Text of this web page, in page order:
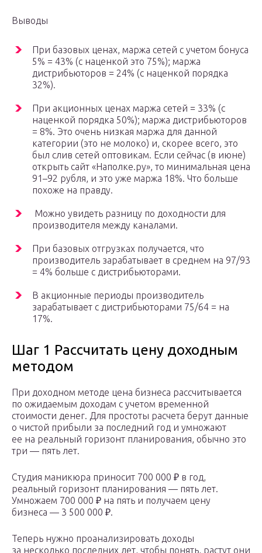
Выводы
При базовых ценах, маржа сетей с учетом бонуса
5% = 43% (с наценкой это 75%); маржа
дистрибьюторов = 24% (с наценкой порядка
32%).
При акционных ценах маржа сетей = 33% (с
наценкой порядка 50%); маржа дистрибьюторов
= 8%. Это очень низкая маржа для данной
категории (это не молоко) и, скорее всего, это
был слив сетей оптовикам. Если сейчас (в июне)
открыть сайт «Наполке.ру», то минимальная цена
91–92 рубля, и это уже маржа 18%. Что больше
похоже на правду.
Можно увидеть разницу по доходности для
производителя между каналами.
При базовых отгрузках получается, что
производитель зарабатывает в среднем на 97/93
= 4% больше с дистрибьюторами.
В акционные периоды производитель
зарабатывает с дистрибьюторами 75/64 = на
17%.
Шаг 1 Рассчитать цену доходным
методом
При доходном методе цена бизнеса рассчитывается
по ожидаемым доходам с учетом временной
стоимости денег. Для простоты расчета берут данные
о чистой прибыли за последний год и умножают
ее на реальный горизонт планирования, обычно это
три — пять лет.
Студия маникюра приносит 700 000 ₽ в год,
реальный горизонт планирования — пять лет.
Умножаем 700 000 ₽ на пять и получаем цену
бизнеса — 3 500 000 ₽.
Теперь нужно проанализировать доходы
за несколько последних лет, чтобы понять, растут они